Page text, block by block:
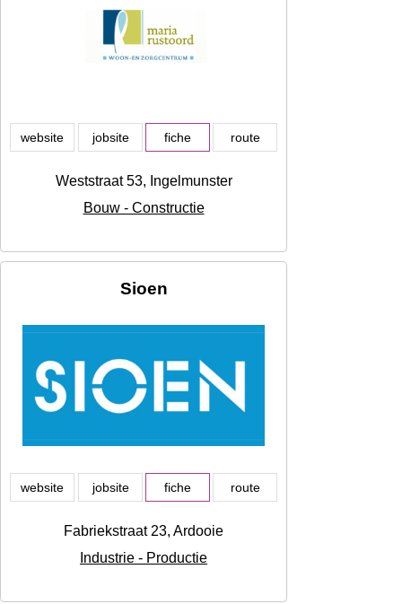
website jobsite fiche route
Weststraat 53, Ingelmunster
Bouw - Constructie
Sioen
website jobsite fiche route
Fabriekstraat 23, Ardooie
Industrie - Productie